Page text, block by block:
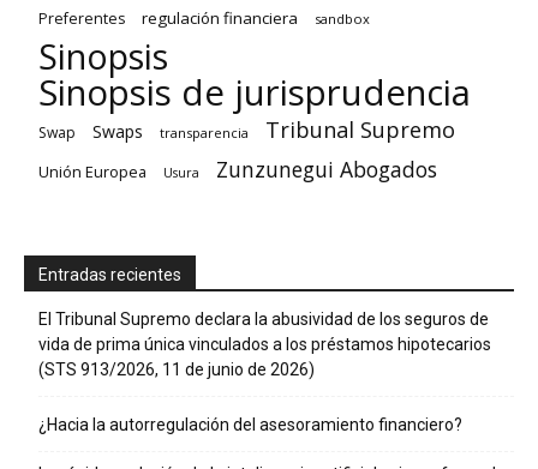
Preferentes regulación financiera sandbox
Sinopsis
Sinopsis de jurisprudencia
Swap Swaps transparencia Tribunal Supremo
Unión Europea Usura Zunzunegui Abogados
Entradas recientes
El Tribunal Supremo declara la abusividad de los seguros de
vida de prima única vinculados a los préstamos hipotecarios
(STS 913/2026, 11 de junio de 2026)
¿Hacia la autorregulación del asesoramiento financiero?